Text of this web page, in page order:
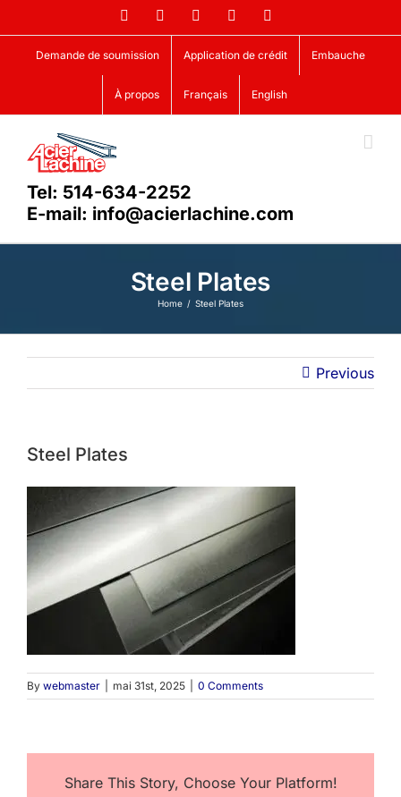
to
content
FacebookLinkedIn YouTube
Demande de soumission Application de crédit Embauche
À propos Français English
Tel: 514-634-2252
E-mail: info@acierlachine.com
Steel Plates
Home Steel Plates
Previous
Steel Plates
By webmaster mai 31st, 2025 0 Comments
Share This Story, Choose Your Platform!